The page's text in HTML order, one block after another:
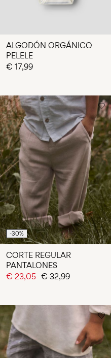
ALGODÓN ORGÁNICO
PELELE
€ 17,99
-30%
CORTE REGULAR
PANTALONES
€ 23,05 € 32,99